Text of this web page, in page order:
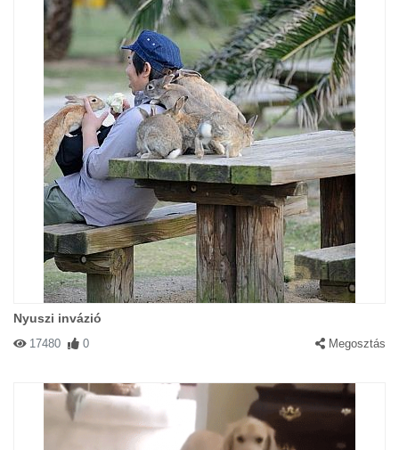
Nyuszi invázió
17480 0 Megosztás